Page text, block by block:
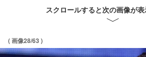
スクロールすると次の画像が
( 画像28/63 )